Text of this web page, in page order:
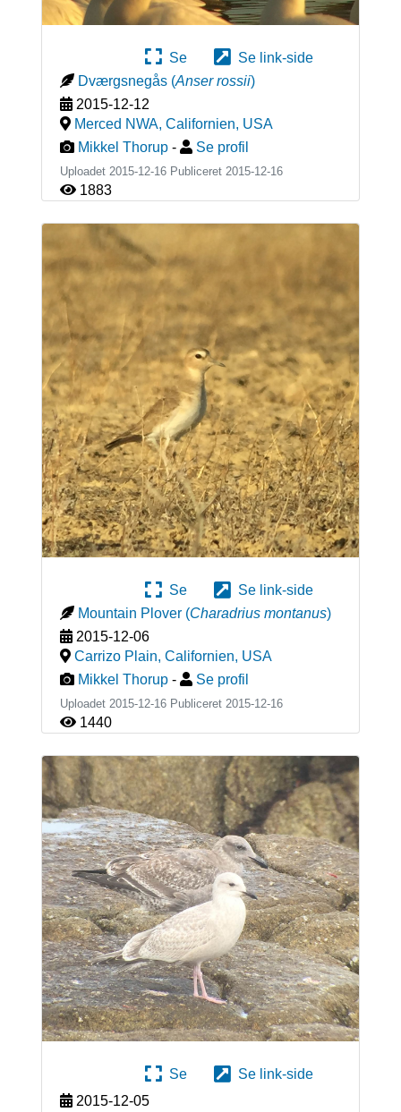
Se
Se link-side
Dværgsnegås (Anser rossii)
2015-12-12
Merced NWA, Californien, USA
Mikkel Thorup - Se profil
Uploadet 2015-12-16 Publiceret 2015-12-16
1883
Se
Se link-side
Mountain Plover (Charadrius montanus)
2015-12-06
Carrizo Plain, Californien, USA
Mikkel Thorup - Se profil
Uploadet 2015-12-16 Publiceret 2015-12-16
1440
Se
Se link-side
2015-12-05